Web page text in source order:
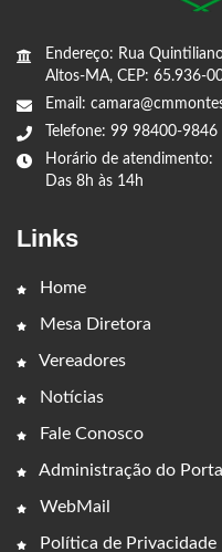
Endereço: Rua
Altos-MA, CEP: 65.936-
Email:
Telefone: 99 98400-9846
Horário de atendimento:
Das 8h às 14h
Links
Home
Mesa Diretora
Vereadores
Notícias
Fale Conosco
Administração do Portal
WebMail
Política de Privacidade